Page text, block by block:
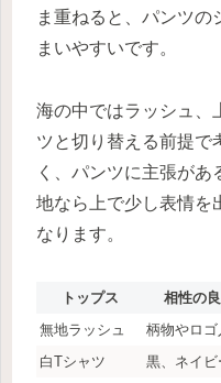
ま重ねると、パンツの
まいやすいです。
海の中ではラッシュ、
ツと切り替える前提で
く、パンツに主張が
地なら上で少し表情を
なります。
トップス 相性の
無地ラッシュ
柄物やロゴ
白Tシャツ
黒、ネイビ